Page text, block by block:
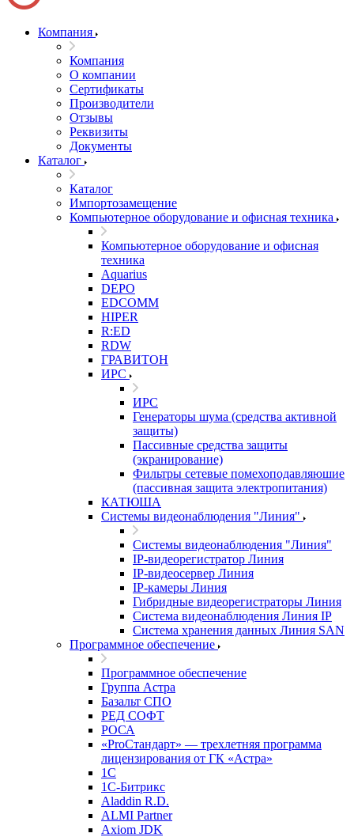
Компания
Компания
О компании
Сертификаты
Производители
Отзывы
Реквизиты
Документы
Каталог
Каталог
Импортозамещение
Компьютерное оборудование и офисная техника
Компьютерное оборудование и офисная
техника
Aquarius
DEPO
EDCOMM
HIPER
R:ED
RDW
ГРАВИТОН
ИРС
ИРС
Генераторы шума (средства активной
защиты)
Пассивные средства защиты
(экранирование)
Фильтры сетевые помехоподавляюшие
(пассивная защита электропитания)
КАТЮША
Системы видеонаблюдения "Линия"
Системы видеонаблюдения "Линия"
IP-видеорегистратор Линия
IP-видеосервер Линия
IP-камеры Линия
Гибридные видеорегистраторы Линия
Система видеонаблюдения Линия IP
Система хранения данных Линия SAN
Программное обеспечение
Программное обеспечение
Группа Астра
Базальт СПО
РЕД СОФТ
РОСА
«ProСтандарт» — трехлетняя программа
лицензирования от ГК «Астра»
1С
1С-Битрикc
Aladdin R.D.
ALMI Partner
Axiom JDK